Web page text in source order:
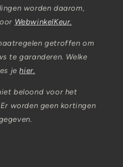
worden daarom,
WebwinkelKeur.
getroffen om
te garanderen. Welke
jehier.
beloond voor het
worden geen kortingen